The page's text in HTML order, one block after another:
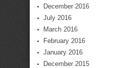
December 2016
July 2016
March 2016
February 2016
January 2016
December 2015